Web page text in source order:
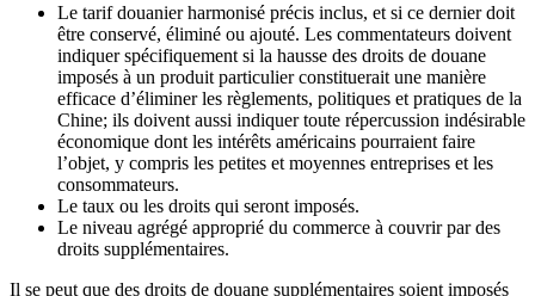
Le tarif douanier harmonisé précis inclus, et si ce dernier doit
être conservé, éliminé ou ajouté. Les commentateurs doivent
indiquer spécifiquement si la hausse des droits de douane
imposés à un produit particulier constituerait une manière
efficace d’éliminer les règlements, politiques et pratiques de la
Chine; ils doivent aussi indiquer toute répercussion indésirable
économique dont les intérêts américains pourraient faire
l’objet, y compris les petites et moyennes entreprises et les
consommateurs.
Le taux ou les droits qui seront imposés.
Le niveau agrégé approprié du commerce à couvrir par des
droits supplémentaires.
Il se peut que des droits de douane supplémentaires soient imposés